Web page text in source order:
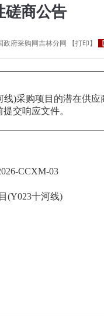
磋商公告
政府采购网吉林分网 【打印 】
线)采购项目的潜在供应
提交响应文件。
CCXM-03
(Y023十河线)